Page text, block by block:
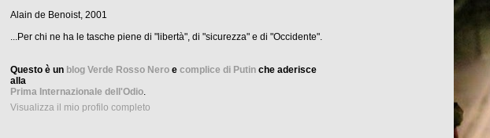
Alain de Benoist, 2001
...Per chi ne ha le tasche piene di "libertà", di "sicurezza" e di "Occidente".
Questo è un blog Verde Rosso Nero e complice di Putin che aderisce
alla
Prima Internazionale dell'Odio.
Visualizza il mio profilo completo